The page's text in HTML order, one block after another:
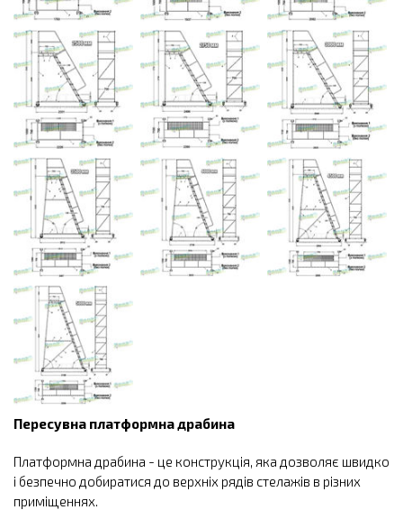
Пересувна платформна драбина
Платформна драбина - це конструкція, яка дозволяє швидко
і безпечно добиратися до верхніх рядів стелажів в різних
приміщеннях.